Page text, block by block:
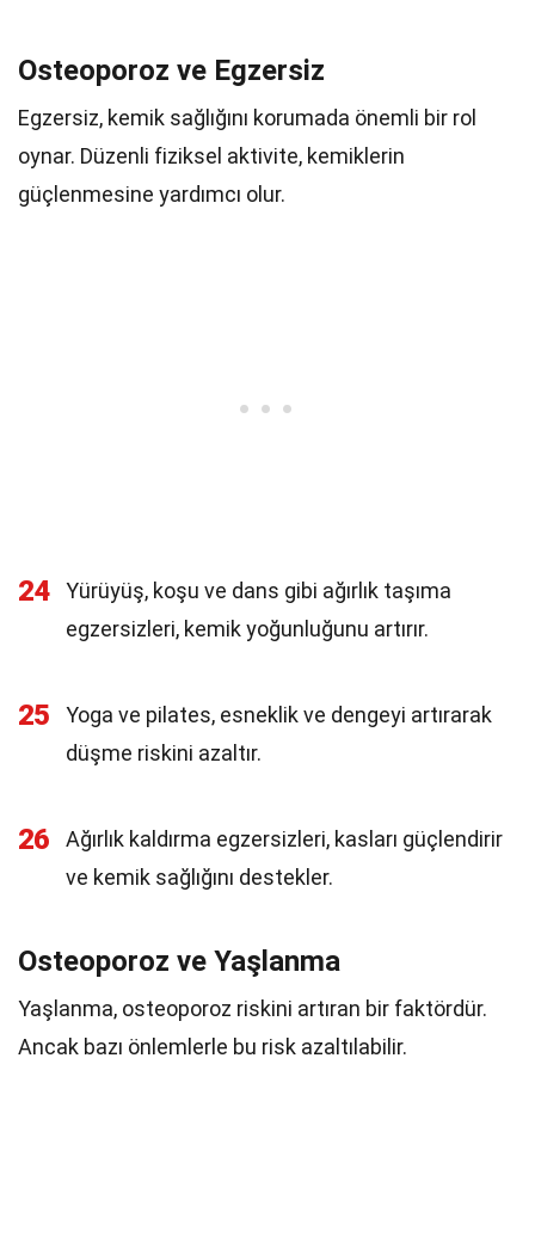
Osteoporoz ve Egzersiz
Egzersiz, kemik sağlığını korumada önemli bir rol
oynar. Düzenli fiziksel aktivite, kemiklerin
güçlenmesine yardımcı olur.
24
Yürüyüş, koşu ve dans gibi ağırlık taşıma
egzersizleri, kemik yoğunluğunu artırır.
25
Yoga ve pilates, esneklik ve dengeyi artırarak
düşme riskini azaltır.
26
Ağırlık kaldırma egzersizleri, kasları güçlendirir
ve kemik sağlığını destekler.
Osteoporoz ve Yaşlanma
Yaşlanma, osteoporoz riskini artıran bir faktördür.
Ancak bazı önlemlerle bu risk azaltılabilir.